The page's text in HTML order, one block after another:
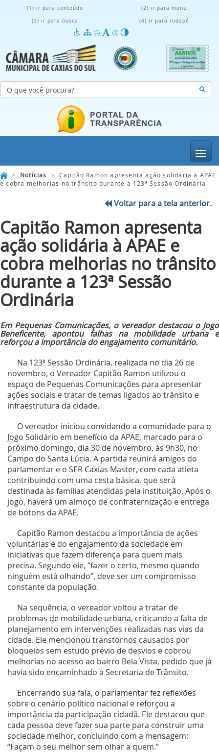
(1) ir para conteúdo
(2) ir para menu
(3) ir para busca
(4) ir para rodapé
> Notícias > Capitão Ramon apresenta ação solidária à APAE
e cobra melhorias no trânsito durante a 123ª Sessão Ordinária
Voltar para a tela anterior.
Capitão Ramon apresenta
ação solidária à APAE e
cobra melhorias no trânsito
durante a 123ª Sessão
Ordinária
Em Pequenas Comunicações, o vereador destacou o Jogo
Beneficente, apontou falhas na mobilidade urbana e
reforçou a importância do engajamento comunitário.
Na 123ª Sessão Ordinária, realizada no dia 26 de
novembro, o Vereador Capitão Ramon utilizou o
espaço de Pequenas Comunicações para apresentar
ações sociais e tratar de temas ligados ao trânsito e
infraestrutura da cidade.
O vereador iniciou convidando a comunidade para o
Jogo Solidário em benefício da APAE, marcado para o
próximo domingo, dia 30 de novembro, às 9h30, no
Campo do Santa Lúcia. A partida reunirá amigos do
parlamentar e o SER Caxias Master, com cada atleta
contribuindo com uma cesta básica, que será
destinada às famílias atendidas pela instituição. Após o
jogo, haverá um almoço de confraternização e entrega
de bótons da APAE.
Capitão Ramon destacou a importância de ações
voluntárias e do engajamento da sociedade em
iniciativas que fazem diferença para quem mais
precisa. Segundo ele, “fazer o certo, mesmo quando
ninguém está olhando”, deve ser um compromisso
constante da população.
Na sequência, o vereador voltou a tratar de
problemas de mobilidade urbana, criticando a falta de
planejamento em intervenções realizadas nas vias da
cidade. Ele mencionou transtornos causados por
bloqueios sem estudo prévio de desvios e cobrou
melhorias no acesso ao bairro Bela Vista, pedido que já
havia sido encaminhado à Secretaria de Trânsito.
Encerrando sua fala, o parlamentar fez reflexões
sobre o cenário político nacional e reforçou a
importância da participação cidadã. Ele destacou que
cada pessoa deve fazer sua parte para construir uma
sociedade melhor, concluindo com a mensagem:
“Façam o seu melhor sem olhar a quem.”